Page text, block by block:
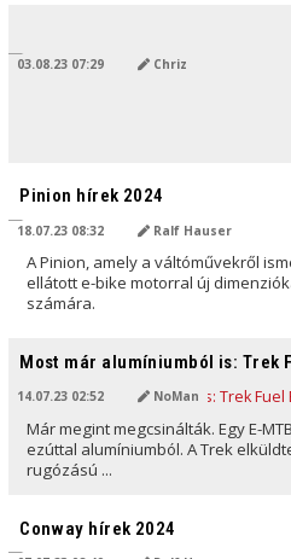
03.08.23 07:29 Chriz
Pinion hírek 2024
18.07.23 08:32 Ralf Hauser
A Pinion, amely a váltóművekről
ellátott e-bike motorral új
számára.
Most már alumíniumból is: Trek
14.07.23 02:52 NoMan
Már megint megcsinálták. Egy E-
ezúttal alumíniumból. A Trek
rugózású ...
Conway hírek 2024